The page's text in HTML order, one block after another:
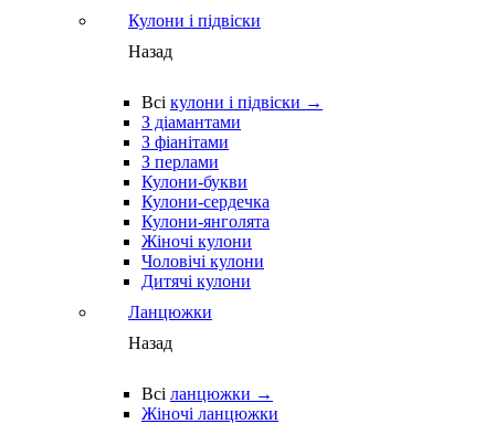
Кулони і підвіски
Назад
Всі кулони і підвіски →
З діамантами
З фіанітами
З перлами
Кулони-букви
Кулони-сердечка
Кулони-янголята
Жіночі кулони
Чоловічі кулони
Дитячі кулони
Ланцюжки
Назад
Всі ланцюжки →
Жіночі ланцюжки